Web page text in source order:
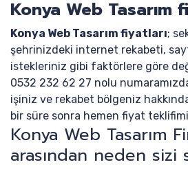
Konya Web Tasarım
Konya Web Tasarım fiyatları;
şehrinizdeki internet rekabeti,
istekleriniz gibi faktörlere göre
0532 232 62 27 nolu
işiniz ve rekabet bölgeniz
bir süre sonra hemen fiyat
Konya Web Tasarım
arasından neden sizi